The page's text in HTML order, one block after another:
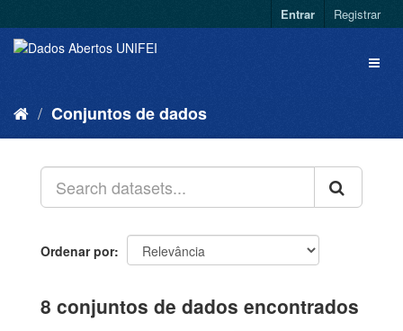
Entrar Registrar
Conjuntos de dados
Ordenar por
8 conjuntos de dados encontrados